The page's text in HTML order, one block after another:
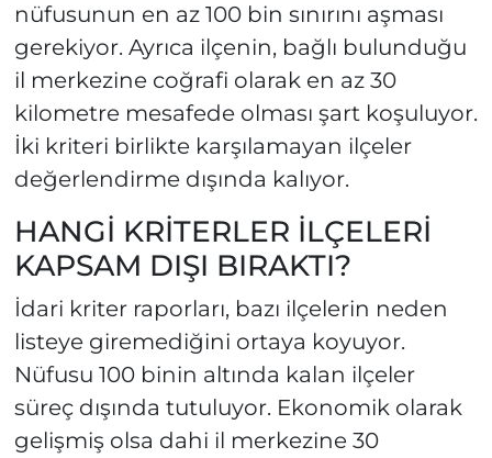
nüfusunun en az 100 bin sınırını aşması
gerekiyor. Ayrıca ilçenin, bağlı bulunduğu
il merkezine coğrafi olarak en az 30
kilometre mesafede olması şart koşuluyor.
İki kriteri birlikte karşılamayan ilçeler
değerlendirme dışında kalıyor.
HANGİ KRİTERLER İLÇELERİ
KAPSAM DIŞI BIRAKTI?
İdari kriter raporları, bazı ilçelerin neden
listeye giremediğini ortaya koyuyor.
Nüfusu 100 binin altında kalan ilçeler
süreç dışında tutuluyor. Ekonomik olarak
gelişmiş olsa dahi il merkezine 30